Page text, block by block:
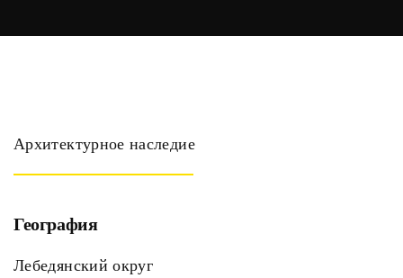
Архитектурное наследие
География
Лебедянский округ